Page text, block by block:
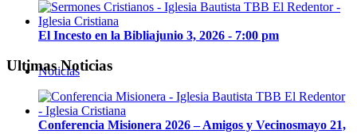
Noticias
El Incesto en la Bibliajunio 3, 2026 - 7:00 pm
Ultimas Noticias
Conferencia Misionera 2026 – Amigos y Vecinosmayo 21,